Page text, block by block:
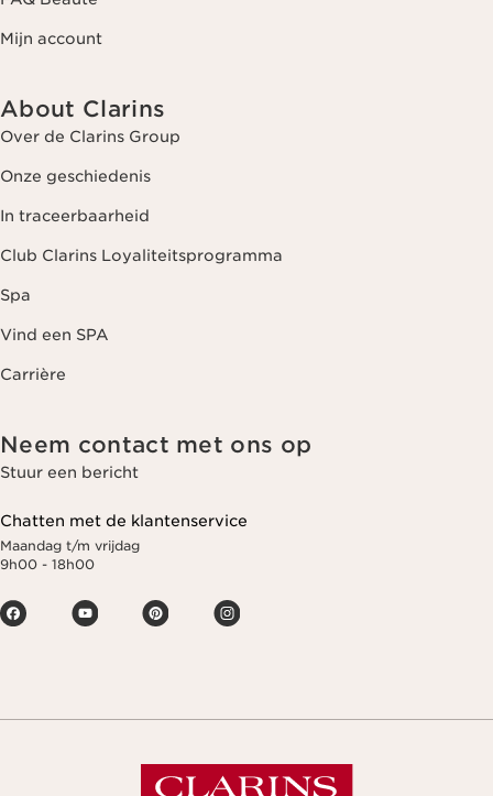
Mijn account
About Clarins
Over de Clarins Group
Onze geschiedenis
In traceerbaarheid
Club Clarins Loyaliteitsprogramma
Spa
Vind een SPA
Carrière
Neem contact met ons op
Stuur een bericht
Chatten met de klantenservice
Maandag t/m vrijdag
9h00 - 18h00